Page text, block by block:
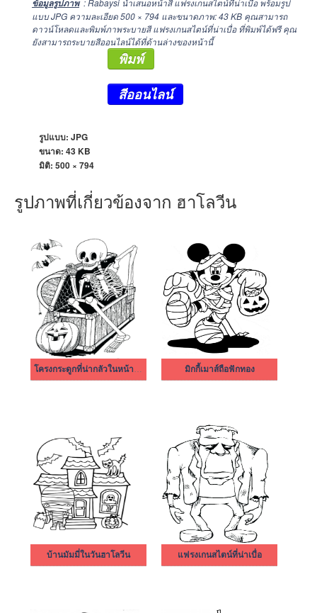
ข้อมูลรูปภาพ : Rabaysi นำเสนอหน้าสี แฟรงเกนสไตน์ที่น่าเบื่อ พร้อมรูป
แบบ JPG ความละเอียด500 × 794 และขนาดภาพ: 43 KB คุณสามารถ
ดาวน์โหลดและพิมพ์ภาพระบายสี แฟรงเกนสไตน์ที่น่าเบื่อ ที่พิมพ์ได้ฟรี คุณ
ยังสามารถระบายสีออนไลน์ได้ที่ด้านล่างของหน้านี้
พิมพ์
สีออนไลน์
รูปแบบ: JPG
ขนาด: 43 KB
มิติ: 500 × 794
รูปภาพที่เกี่ยวข้องจาก ฮาโลวีน
โครงกระดูกที่น่ากลัวในหน้าอก มิกกี้เมาส์ถือฟักทอง
บ้านมัมมี่ในวันฮาโลวีน แฟรงเกนสไตน์ที่น่าเบื่อ